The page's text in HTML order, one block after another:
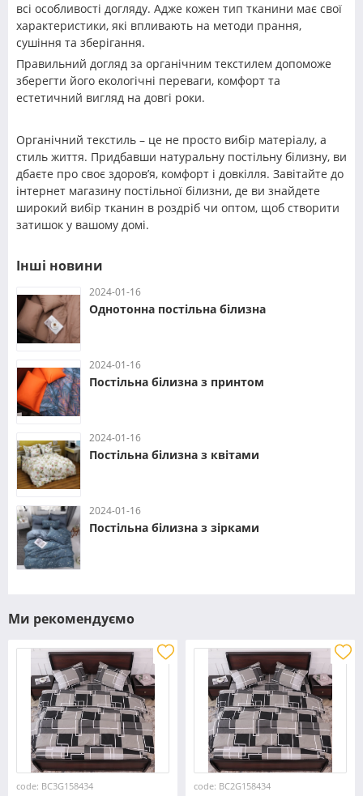
всі особливості догляду. Адже кожен тип тканини має свої
характеристики, які впливають на методи прання,
сушіння та зберігання.
Правильний догляд за органічним текстилем допоможе
зберегти його екологічні переваги, комфорт та
естетичний вигляд на довгі роки.
Органічний текстиль – це не просто вибір матеріалу, а
стиль життя. Придбавши натуральну постільну білизну, ви
дбаєте про своє здоров’я, комфорт і довкілля. Завітайте до
інтернет магазину постільної білизни, де ви знайдете
широкий вибір тканин в роздріб чи оптом, щоб створити
затишок у вашому домі.
Інші новини
2024-01-16
Однотонна постільна білизна
2024-01-16
Постільна білизна з принтом
2024-01-16
Постільна білизна з квітами
2024-01-16
Постільна білизна з зірками
Ми рекомендуємо
code: BC3G158434 code: BC2G158434